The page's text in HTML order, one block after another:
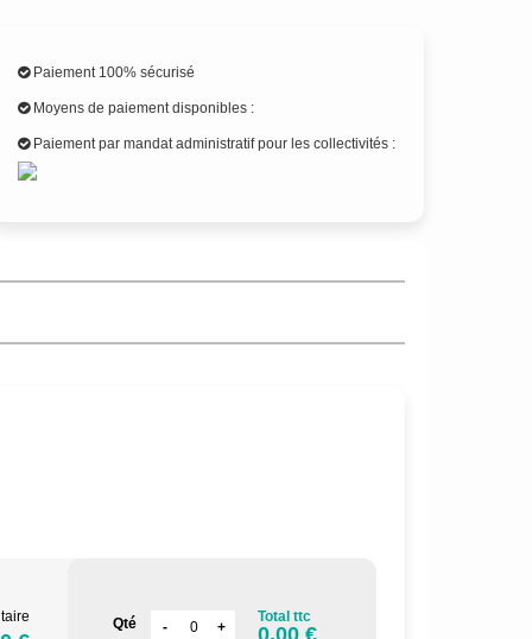
Paiement 100% sécurisé
Moyens de paiement disponibles :
Paiement par mandat administratif pour les collectivités :
Qté Total ttc